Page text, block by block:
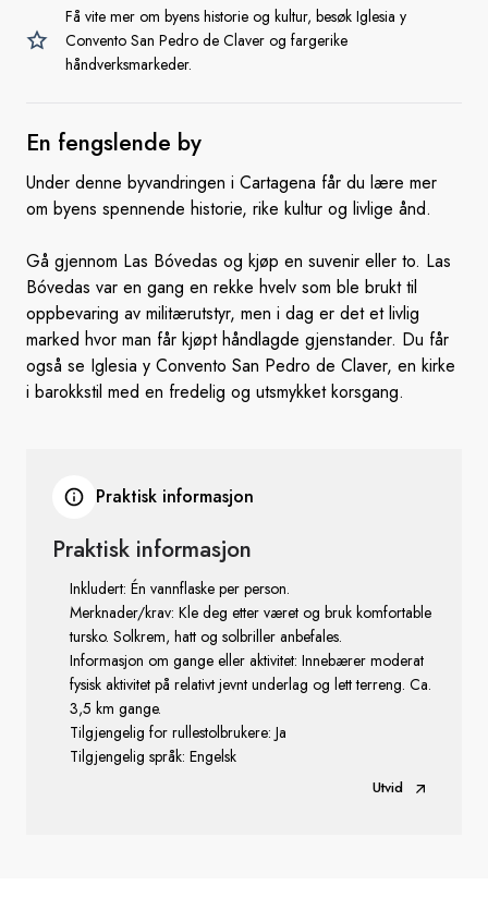
Få vite mer om byens historie og kultur, besøk Iglesia y
Convento San Pedro de Claver og fargerike
håndverksmarkeder.
En fengslende by
Under denne byvandringen i Cartagena får du lære mer
om byens spennende historie, rike kultur og livlige ånd.
Gå gjennom Las Bóvedas og kjøp en suvenir eller to. Las
Bóvedas var en gang en rekke hvelv som ble brukt til
oppbevaring av militærutstyr, men i dag er det et livlig
marked hvor man får kjøpt håndlagde gjenstander. Du får
også se Iglesia y Convento San Pedro de Claver, en kirke
i barokkstil med en fredelig og utsmykket korsgang.
Praktisk informasjon
Praktisk informasjon
Inkludert: Én vannflaske per person.
Merknader/krav: Kle deg etter været og bruk komfortable
tursko. Solkrem, hatt og solbriller anbefales.
Informasjon om gange eller aktivitet: Innebærer moderat
fysisk aktivitet på relativt jevnt underlag og lett terreng. Ca.
3,5 km gange.
Tilgjengelig for rullestolbrukere: Ja
Tilgjengelig språk: Engelsk
Utvid